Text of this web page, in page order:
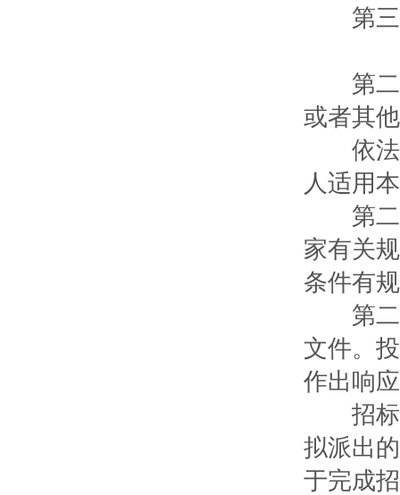
第三
第二
或者其
依法
人适用
第二
家有关
条件有
第二
文件。
作出响
招标
拟派出
于完成